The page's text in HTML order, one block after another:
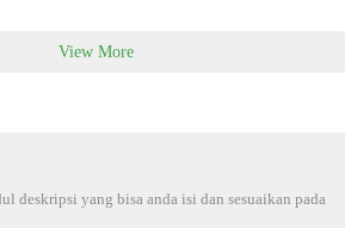
View More
deskripsi yang bisa anda isi dan sesuaikan pada